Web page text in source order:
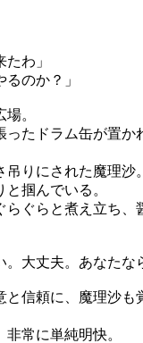
たわ」
のか？」
。
たドラム缶が置か
りにされた魔理沙
掴んでいる。
ぐらと煮え立ち、
。大丈夫。あなたな
信頼に、魔理沙も
常に単純明快。